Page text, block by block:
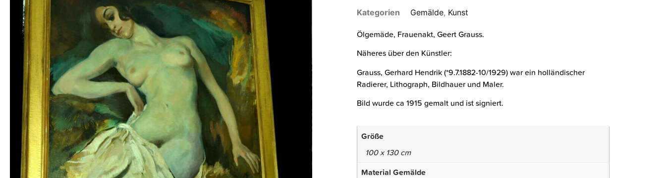
Kategorien Gemälde, Kunst
Ölgemäde, Frauenakt, Geert Grauss.
Näheres über den Künstler:
Grauss, Gerhard Hendrik (*9.7.1882-10/1929) war ein holländischer
Radierer, Lithograph, Bildhauer und Maler.
Bild wurde ca 1915 gemalt und ist signiert.
Größe
100 x 130 cm
Material Gemälde